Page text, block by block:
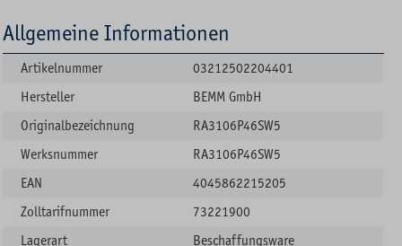
Allgemeine Informationen
Artikelnummer
03212502204401
Hersteller
BEMM GmbH
Originalbezeichnung
RA3106P46SW5
Werksnummer
RA3106P46SW5
EAN
4045862215205
Zolltarifnummer
73221900
Lagerart
Beschaffungsware